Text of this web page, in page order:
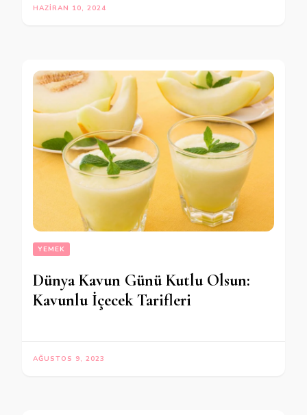
HAZIRAN 10, 2024
YEMEK
Dünya Kavun Günü Kutlu Olsun:
Kavunlu İçecek Tarifleri
AĞUSTOS 9, 2023